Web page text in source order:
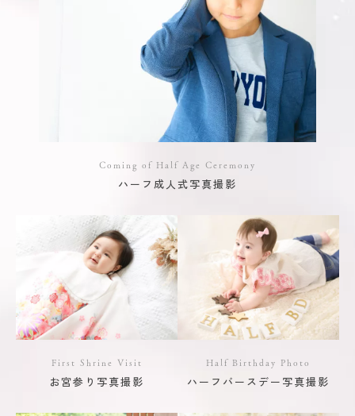
Coming of Half Age Ceremony
ハーフ成人式写真撮影
First Shrine Visit
お宮参り写真撮影
Half Birthday Photo
ハーフバースデー写真撮影